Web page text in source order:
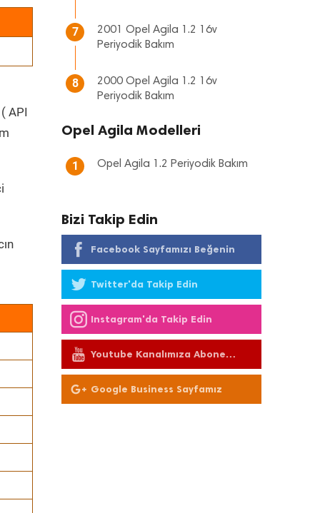
API
7
2001 Opel Agila 1.2 16v
Periyodik Bakım
8
2000 Opel Agila 1.2 16v
Periyodik Bakım
Opel Agila Modelleri
1 Opel Agila 1.2 Periyodik Bakım
Bizi Takip Edin
Facebook Sayfamızı Beğenin
Twitter'da Takip Edin
Instagram'da Takip Edin
Youtube Kanalımıza Abone
Olun
Google Business Sayfamız